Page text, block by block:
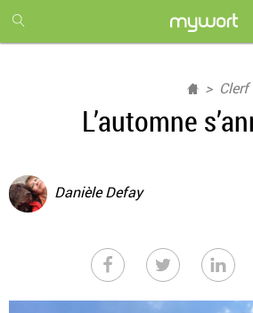
month
free
Clerf
L’automne
Danièle Defay